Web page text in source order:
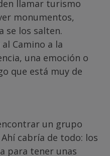
llamar turismo
monumentos,
se los salten.
Camino a la
una emoción o
que está muy de
un grupo
cabría de todo: los
para tener unas